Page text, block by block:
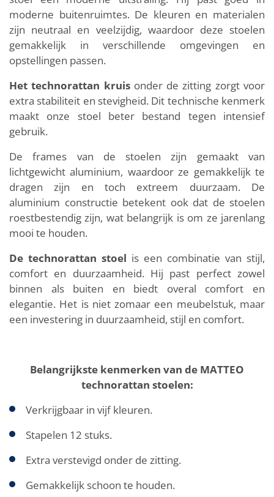
moderne buitenruimtes. De kleuren en materialen
zijn neutraal en veelzijdig, waardoor deze stoelen
gemakkelijk in verschillende omgevingen en
opstellingen passen.
Het technorattan kruis onder de zitting zorgt voor
extra stabiliteit en stevigheid. Dit technische kenmerk
maakt onze stoel beter bestand tegen intensief
gebruik.
De frames van de stoelen zijn gemaakt van
lichtgewicht aluminium, waardoor ze gemakkelijk te
dragen zijn en toch extreem duurzaam. De
aluminium constructie betekent ook dat de stoelen
roestbestendig zijn, wat belangrijk is om ze jarenlang
mooi te houden.
De technorattan stoel is een combinatie van stijl,
comfort en duurzaamheid. Hij past perfect zowel
binnen als buiten en biedt overal comfort en
elegantie. Het is niet zomaar een meubelstuk, maar
een investering in duurzaamheid, stijl en comfort.
Belangrijkste kenmerken van de MATTEO
technorattan stoelen:
Verkrijgbaar in vijf kleuren.
Stapelen 12 stuks.
Extra verstevigd onder de zitting.
Gemakkelijk schoon te houden.